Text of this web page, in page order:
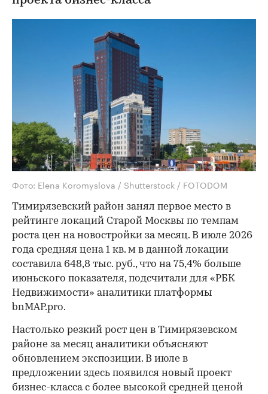
Фото: Elena Koromyslova / Shutterstock / FOTODOM
Тимирязевский район занял первое место в
рейтинге локаций Старой Москвы по темпам
роста цен на новостройки за месяц. В июле 2026
года средняя цена 1 кв. м в данной локации
составила 648,8 тыс. руб., что на 75,4% больше
июньского показателя, подсчитали для «РБК
Недвижимости» аналитики платформы
bnMAP.pro.
Настолько резкий рост цен в Тимирязевском
районе за месяц аналитики объясняют
обновлением экспозиции. В июле в
предложении здесь появился новый проект
бизнес-класса с более высокой средней ценой